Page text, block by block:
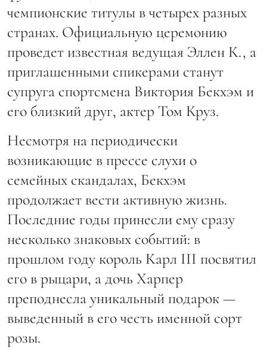
чемпионские титулы в четырех разных
странах. Официальную церемонию
проведет известная ведущая Эллен К., а
приглашенными спикерами станут
супруга спортсмена Виктория Бекхэм и
его близкий друг, актер Том Круз.
Несмотря на периодически
возникающие в прессе слухи о
семейных скандалах, Бекхэм
продолжает вести активную жизнь.
Последние годы принесли ему сразу
несколько знаковых событий: в
прошлом году король Карл III посвятил
его в рыцари, а дочь Харпер
преподнесла уникальный подарок —
выведенный в его честь именной сорт
розы.